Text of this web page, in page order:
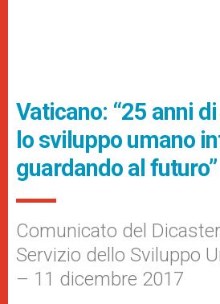
Vaticano: “25 anni
lo sviluppo umano
guardando al futuro”
Comunicato del
Servizio dello Sviluppo
– 11 dicembre 2017